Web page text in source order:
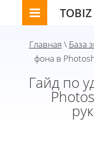
TOBIZ
Главная \ База
фона в
Гайд по